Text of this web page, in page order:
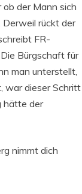
der Mann sich
Derweil rückt der
FR-
Die Bürgschaft für
man unterstellt,
war dieser Schritt
hätte der
nimmt dich